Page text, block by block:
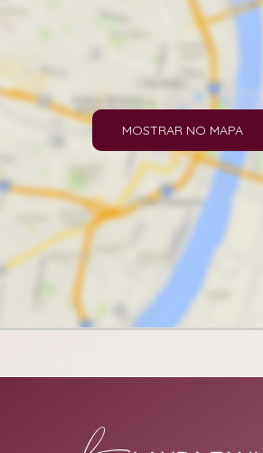
MOSTRAR NO MAPA